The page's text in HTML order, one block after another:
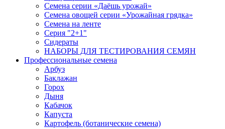
Семена серии «Даёшь урожай»
Семена овощей серии «Урожайная грядка»
Семена на ленте
Серия "2+1"
Сидераты
НАБОРЫ ДЛЯ ТЕСТИРОВАНИЯ СЕМЯН
Профессиональные семена
Арбуз
Баклажан
Горох
Дыня
Кабачок
Капуста
Картофель (ботанические семена)